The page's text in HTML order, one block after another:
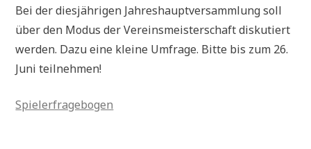
Bei der diesjährigen Jahreshauptversammlung soll
über den Modus der Vereinsmeisterschaft diskutiert
werden. Dazu eine kleine Umfrage. Bitte bis zum 26.
Juni teilnehmen!
Spielerfragebogen